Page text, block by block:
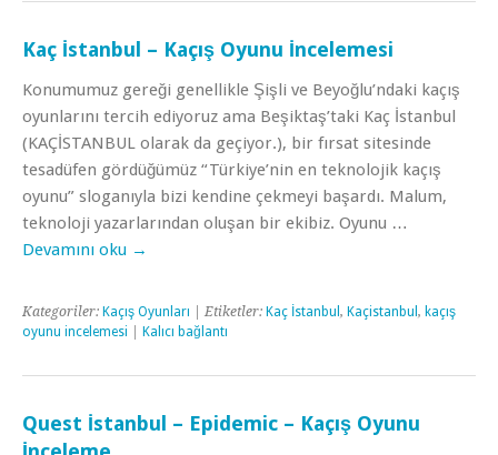
Kaç İstanbul – Kaçış Oyunu İncelemesi
Konumumuz gereği genellikle Şişli ve Beyoğlu’ndaki kaçış
oyunlarını tercih ediyoruz ama Beşiktaş’taki Kaç İstanbul
(KAÇİSTANBUL olarak da geçiyor.), bir fırsat sitesinde
tesadüfen gördüğümüz “Türkiye’nin en teknolojik kaçış
oyunu” sloganıyla bizi kendine çekmeyi başardı. Malum,
teknoloji yazarlarından oluşan bir ekibiz. Oyunu …
Devamını oku →
Kategoriler: Kaçış Oyunları | Etiketler: Kaç İstanbul , Kaçistanbul , kaçış
oyunu incelemesi
Kalıcı bağlantı
Quest İstanbul – Epidemic – Kaçış Oyunu